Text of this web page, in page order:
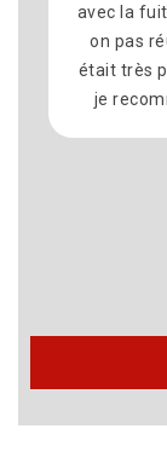
avec la
on pas
était très
je